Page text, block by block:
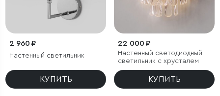
2 960 ₽
Настенный светильник
КУПИТЬ
22 000 ₽
Настенный светодиодный
светильник с хрусталем
КУПИТЬ